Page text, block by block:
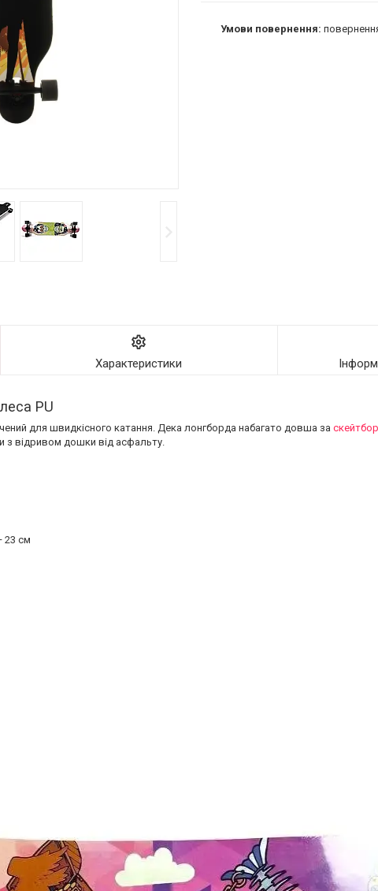
Характеристики
PU
для швидкісного катання. Дека лонгборда набагато довша за
з відривом дошки від асфальту.
23 см